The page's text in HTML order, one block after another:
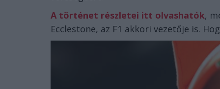
A történet részletei itt olvashatók,
Ecclestone, az F1 akkori vezetője is.